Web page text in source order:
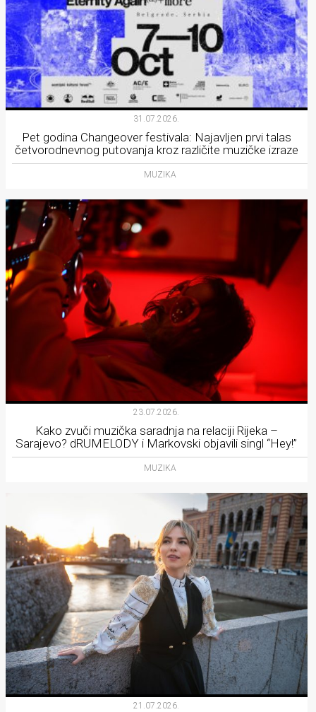
31.07.2026.
Pet godina Changeover festivala: Najavljen prvi talas
četvorodnevnog putovanja kroz različite muzičke izraze
MUZIKA
23.07.2026.
Kako zvuči muzička saradnja na relaciji Rijeka –
Sarajevo? dRUMELODY i Markovski objavili singl “Hey!”
MUZIKA
21.07.2026.